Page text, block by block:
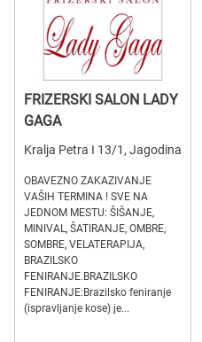
FRIZERSKI SALON LADY
GAGA
Kralja Petra I 13/1, Jagodina
OBAVEZNO ZAKAZIVANJE
VAŠIH TERMINA ! SVE NA
JEDNOM MESTU: ŠIŠANJE,
MINIVAL, ŠATIRANJE, OMBRE,
SOMBRE, VELATERAPIJA,
BRAZILSKO
FENIRANJE.BRAZILSKO
FENIRANJE:Brazilsko feniranje
(ispravljanje kose) je...